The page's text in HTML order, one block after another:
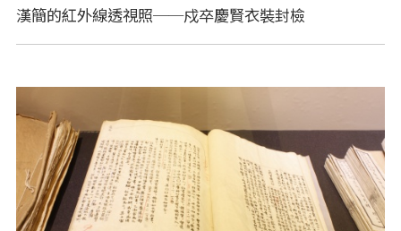
漢簡的紅外線透視照──戍卒慶賢衣裝封檢